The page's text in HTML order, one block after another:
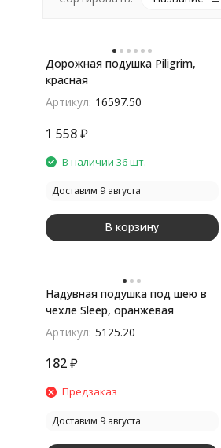
Дорожная подушка Piligrim,
красная
Артикул: 16597.50
1 558 ₽
В наличии 36 шт.
Доставим 9 августа
В корзину
Надувная подушка под шею в
чехле Sleep, оранжевая
Артикул: 5125.20
182 ₽
Предзаказ
Доставим 9 августа